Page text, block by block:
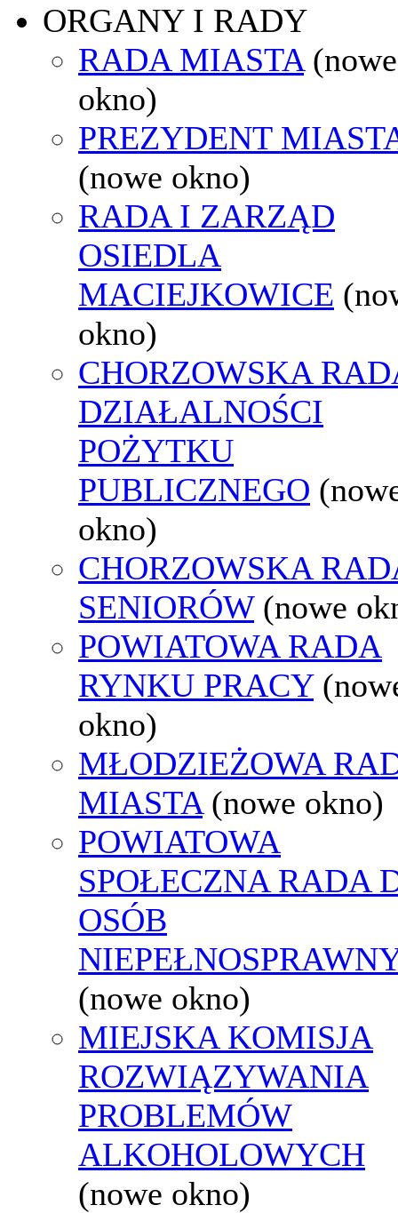
ORGANY I RADY
RADA MIASTA (nowe
okno)
PREZYDENT
(nowe okno)
RADA I ZARZĄD
OSIEDLA
MACIEJKOWICE
okno)
CHORZOWSKA
DZIAŁALNOŚCI
POŻYTKU
PUBLICZNEGO
okno)
CHORZOWSKA
SENIORÓW (nowe
POWIATOWA RADA
RYNKU PRACY
okno)
MŁODZIEŻOWA
MIASTA (nowe okno)
POWIATOWA
SPOŁECZNA RADA
OSÓB
(nowe okno)
MIEJSKA KOMISJA
ROZWIĄZYWANIA
PROBLEMÓW
ALKOHOLOWYCH
(nowe okno)